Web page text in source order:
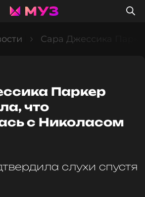
Сара Джессика
Паркер
что
с Николасом
слухи спустя